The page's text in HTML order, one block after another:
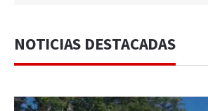
NOTICIAS DESTACADAS